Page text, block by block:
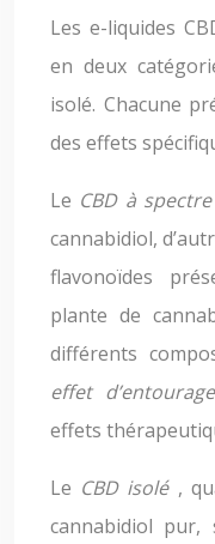
Les e-liquides
en deux
isolé. Chacune
des effets
Le CBD à
cannabidiol,
flavonoïdes
plante de
différents
effet d’entourage
effets
Le CBD isolé ,
cannabidiol pur,